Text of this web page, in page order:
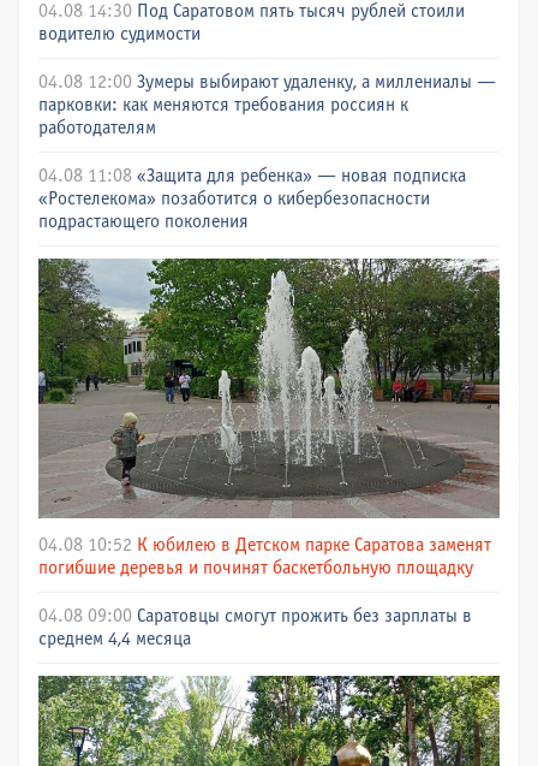
04.08 14:30 Под Саратовом пять тысяч рублей стоили
водителю судимости
04.08 12:00 Зумеры выбирают удаленку, а миллениалы —
парковки: как меняются требования россиян к
работодателям
04.08 11:08 «Защита для ребенка» — новая подписка
«Ростелекома» позаботится о кибербезопасности
подрастающего поколения
04.08 10:52 К юбилею в Детском парке Саратова заменят
погибшие деревья и починят баскетбольную площадку
04.08 09:00 Саратовцы смогут прожить без зарплаты в
среднем 4,4 месяца